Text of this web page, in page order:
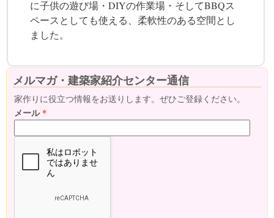
に子供の遊び場・DIYの作業場・そしてBBQス
ペースとしても使える、柔軟性のある空間とし
ました。
メルマガ・建築家紹介センター通信
家作りに役立つ情報をお送りします。ぜひご登録ください。
メール*